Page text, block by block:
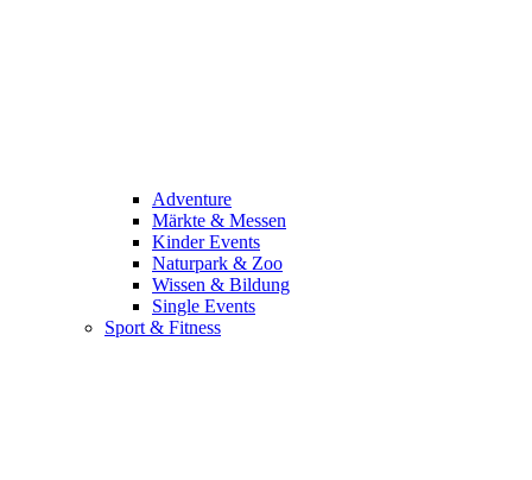
Adventure
Märkte & Messen
Kinder Events
Naturpark & Zoo
Wissen & Bildung
Single Events
Sport & Fitness